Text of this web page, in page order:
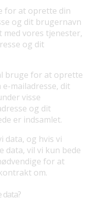
for at oprette din
og dit brugernavn
vores tjenester,
og dit
bruge for at oprette
mailadresse, dit
visse
og dit
er indsamlet.
data, og hvis vi
data, vil vi kun bede
for at
om.